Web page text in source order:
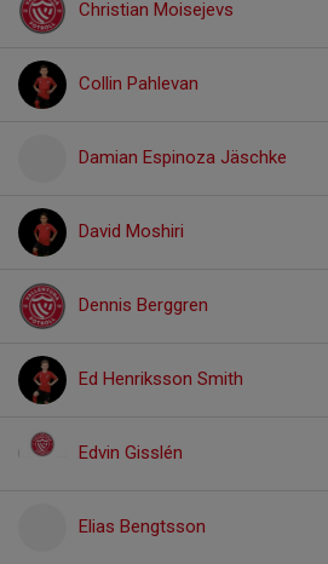
Christian Moisejevs
Collin Pahlevan
Damian Espinoza Jäschke
David Moshiri
Dennis Berggren
Ed Henriksson Smith
Edvin Gisslén
Elias Bengtsson